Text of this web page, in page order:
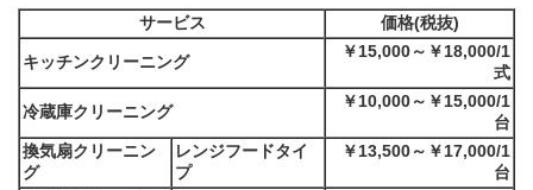
サービス 価格(税抜)
キッチンクリーニング
￥15,000～￥18,000/1
式
冷蔵庫クリーニング
￥10,000～￥15,000/1
台
換気扇クリーニン
グ
レンジフードタイ
プ
￥13,500～￥17,000/1
台